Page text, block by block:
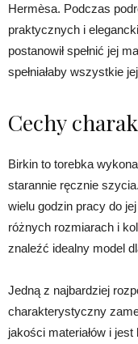
Hermèsa. Podczas
praktycznych i
postanowił spełnić jej
spełniałaby wszystkie
Cechy
Birkin to torebka
starannie ręcznie
wielu godzin pracy do
różnych rozmiarach i
znaleźć idealny model
Jedną z najbardziej
charakterystyczny
jakości materiałów i